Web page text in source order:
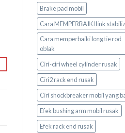
Brake pad mobil
Cara MEMPERBAIKI link
Cara memperbaiki long tie rod
oblak
Ciri-ciri wheel cylinder rusak
Ciri2 rack end rusak
Ciri shockbreaker mobil yang
Efek bushing arm mobil rusak
Efek rack end rusak